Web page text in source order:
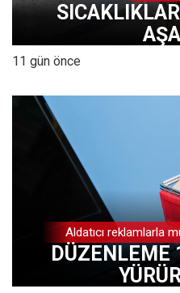
11 gün önce
Aldatıcı reklamlarla
DÜZENLEME